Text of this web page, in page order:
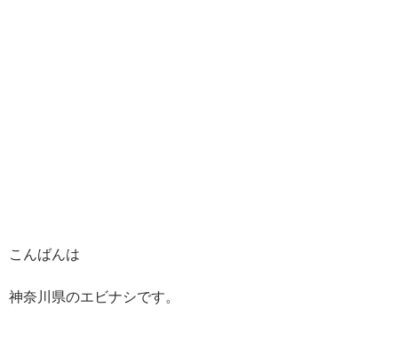
こんばんは
神奈川県のエビナシです。